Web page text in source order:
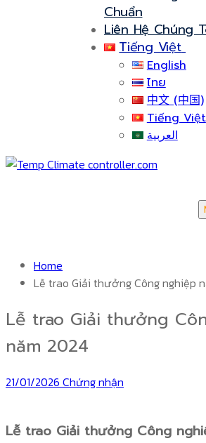
Chuẩn
Liên Hệ Chúng
Tiếng Việt
English
ไทย
中文 (中国)
Tiếng Việt
العربية
Home
Lễ trao Giải thưởng Công nghiệp
Lễ trao Giải thưởng
năm 2024
21/01/2026 Chứng nhận
Lễ trao Giải thưởng Công